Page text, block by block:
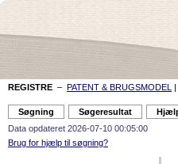
REGISTRE – PATENT & BRUGSMODEL |
Data opdateret 2026-07-10 00:05:00
Brug for hjælp til søgning?